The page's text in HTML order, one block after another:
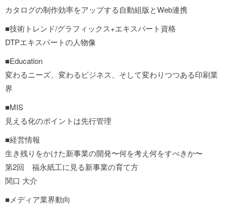
カタログの制作効率をアップする自動組版とWeb連携
■技術トレンド/グラフィックス+エキスパート資格
DTPエキスパートの人物像
■Education
変わるニーズ、変わるビジネス、そして変わりつつある印刷業
界
■MIS
見える化のポイントは先行管理
■経営情報
生き残りをかけた新事業の開発〜何を考え何をすべきか〜
第2回 福永紙工に見る新事業の育て方
関口 大介
■メディア業界動向